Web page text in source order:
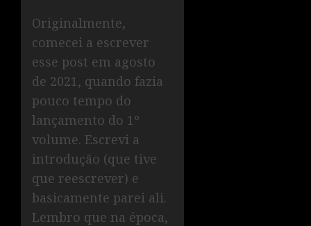
Originalmente,
comecei a escrever
esse post em agosto
de 2021, quando fazia
pouco tempo do
lançamento do 1º
volume. Escrevi a
introdução (que tive
que reescrever) e
basicamente parei ali.
Lembro que na época,